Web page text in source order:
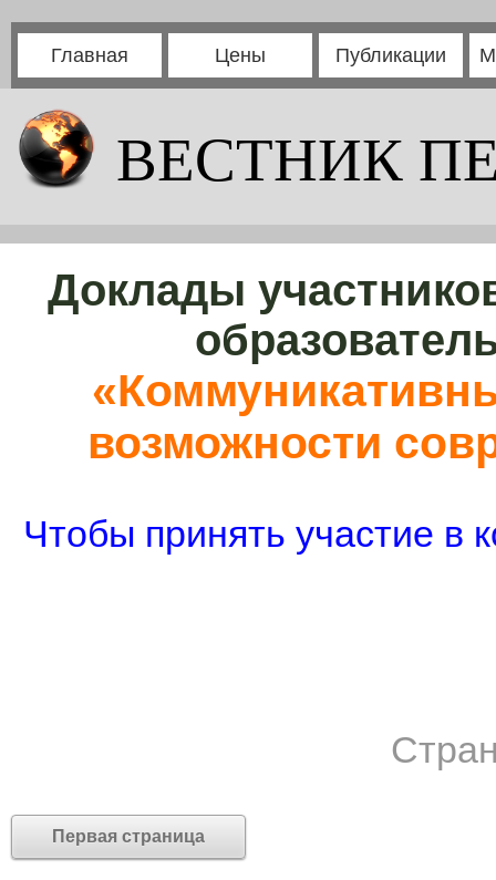
Главная Цены Публикации
ВЕСТНИК
Доклады
возможности
Чтобы принять участие в
Первая страница